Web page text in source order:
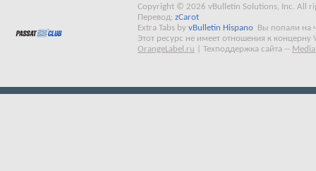
Copyright © 2026 vBulletin Solutions, Inc. All
Перевод: zCarot
Extra Tabs by vBulletin Hispano
Вы попали на
Этот ресурс не имеет отношения к концерну
OrangeLabel.ru
Техподдержка сайта --